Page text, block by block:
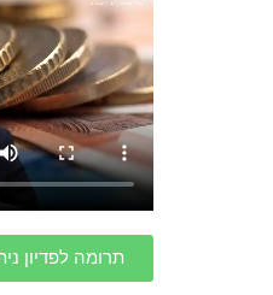
תרומה לפדיון